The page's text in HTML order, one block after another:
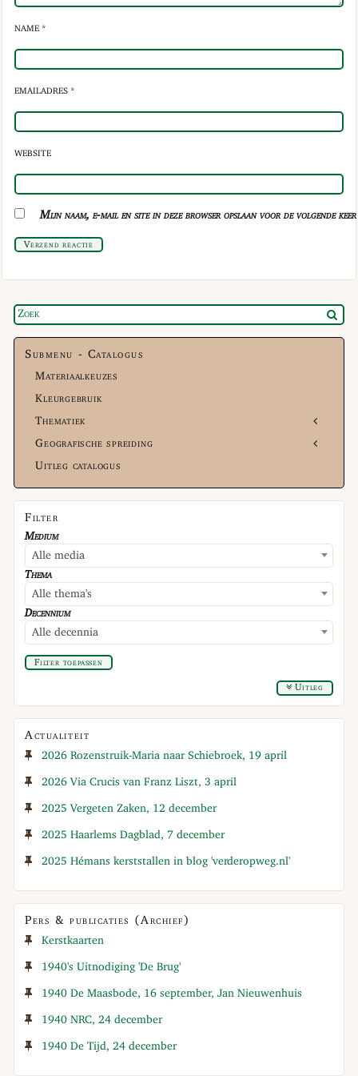
NAME *
EMAILADRES *
WEBSITE
Mijn naam, e-mail en site in deze browser opslaan voor de volgende
Verzend reactie
Submenu - Catalogus
Materiaalkeuzes
Kleurgebruik
Thematiek
Geografische spreiding
Uitleg catalogus
Filter
Medium
Alle media
Thema
Alle thema's
Decennium
Alle decennia
Filter toepassen
Uitleg
Actualiteit
2026 Rozenstruik-Maria naar Schiebroek, 19 april
2026 Via Crucis van Franz Liszt, 3 april
2025 Vergeten Zaken, 12 december
2025 Haarlems Dagblad, 7 december
2025 Hémans kerststallen in blog 'verderopweg.nl'
Pers & publicaties (Archief)
Kerstkaarten
1940's Uitnodiging 'De Brug'
1940 De Maasbode, 16 september, Jan Nieuwenhuis
1940 NRC, 24 december
1940 De Tijd, 24 december